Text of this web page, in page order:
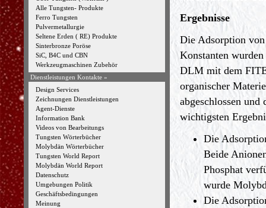
Alle Tungsten- Produkte
Ferro Tungsten
Pulvermetallurgie
Seltene Erden ( RE) Produkte
Sinterbronze Poröse
SiC, B4C und CBN
Werkzeugmaschinen Zubehör
Dienstleistungen Kontakte »
Design Services
Zeichnungen Dienstleistungen
Agent-Dienste
Information Bank
Videos von Bearbeitungs
Tungsten Wörterbücher
Molybdän Wörterbücher
Tungsten World Report
Molybdän World Report
Datenschutz
Umgebungen Politik
Geschäftsbedingungen
Meinung
Ergebnisse
Die Adsorption
Konstanten
DLM mit dem
organischer
abgeschlossen
wichtigsten
Die
Beide
Phosphat
wurde
Die